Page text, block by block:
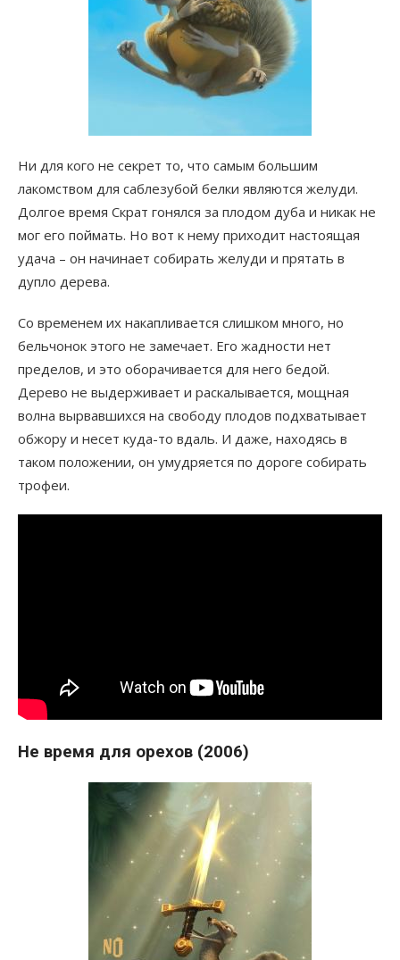
Ни для кого не секрет то, что самым большим
лакомством для саблезубой белки являются желуди.
Долгое время Скрат гонялся за плодом дуба и никак не
мог его поймать. Но вот к нему приходит настоящая
удача – он начинает собирать желуди и прятать в
дупло дерева.
Со временем их накапливается слишком много, но
бельчонок этого не замечает. Его жадности нет
пределов, и это оборачивается для него бедой.
Дерево не выдерживает и раскалывается, мощная
волна вырвавшихся на свободу плодов подхватывает
обжору и несет куда-то вдаль. И даже, находясь в
таком положении, он умудряется по дороге собирать
трофеи.
Не время для орехов (2006)